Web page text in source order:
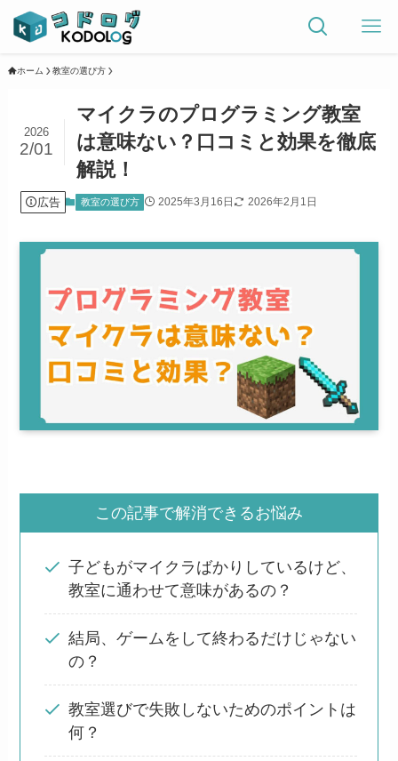
ホーム 教室の選び方
マイクラのプログラミング教室
は意味ない？口コミと効果を徹底
解説！
2026
2/01
広告 教室の選び方 2025年3月16日 2026年2月1日
この記事で解消できるお悩み
子どもがマイクラばかりしているけど、
教室に通わせて意味があるの？
結局、ゲームをして終わるだけじゃない
の？
教室選びで失敗しないためのポイントは
何？